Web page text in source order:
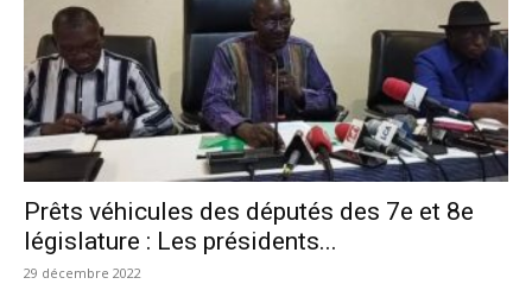
Prêts véhicules des députés des 7e et 8e
législature : Les présidents...
29 décembre 2022